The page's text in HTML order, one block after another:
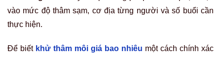
vào mức độ thâm sạm, cơ địa từng người và số buổi cần
thực hiện.
Để biết khử thâm môi giá bao nhiêu một cách chính xác